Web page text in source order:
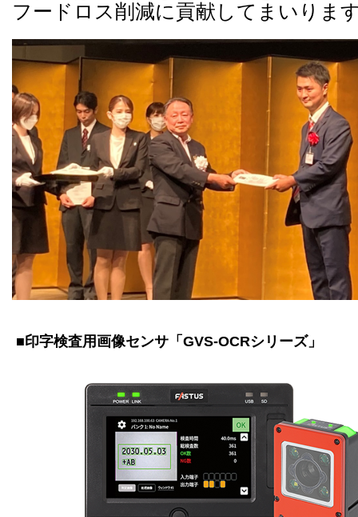
フードロス削減に貢献してまいりま
■印字検査用画像センサ「GVS-OCRシリーズ」